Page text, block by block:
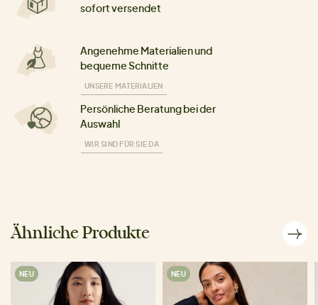
sofort versendet
Angenehme Materialien und
bequeme Schnitte
UNSERE MATERIALIEN
Persönliche Beratung bei der
Auswahl
WIR SIND FÜR SIE DA
Ähnliche Produkte
NEU NEU